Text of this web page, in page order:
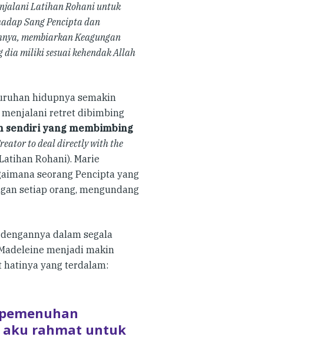
Latihan Rohani untuk
Sang Pencipta dan
membiarkan Keagungan
dia miliki sesuai kehendak Allah
hidupnya semakin
menjalani retret dibimbing
sendiri yang membimbing
to deal directly with the
Rohani). Marie
seorang Pencipta yang
setiap orang, mengundang
dalam segala
menjadi makin
yang terdalam:
aku rahmat untuk